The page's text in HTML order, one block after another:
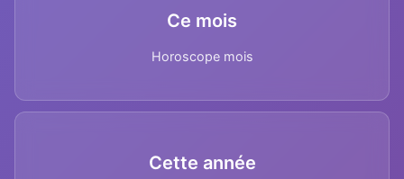
Ce mois
Horoscope mois
Cette année